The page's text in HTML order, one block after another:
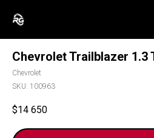
Chevrolet Trailblazer 1.3
Chevrolet
SKU: 100963
$14 650